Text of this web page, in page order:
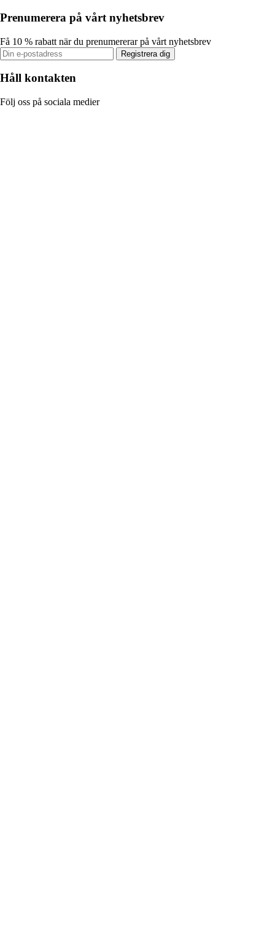
Prenumerera på vårt nyhetsbrev
Få 10 % rabatt när du prenumererar på vårt nyhetsbrev
Registrera dig
Håll kontakten
Följ oss på sociala medier